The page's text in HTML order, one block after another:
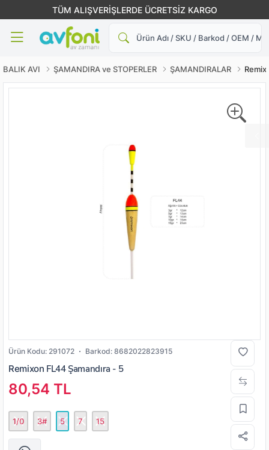
TÜM ALIŞVERİŞLERDE ÜCRETSİZ KARGO
BALIK AVI ŞAMANDIRA ve STOPERLER ŞAMANDIRALAR
Ürün Kodu: 291072 Barkod: 8682022823915
Remixon FL44 Şamandıra - 5
80,54 TL
1/0 3# 5 7 15